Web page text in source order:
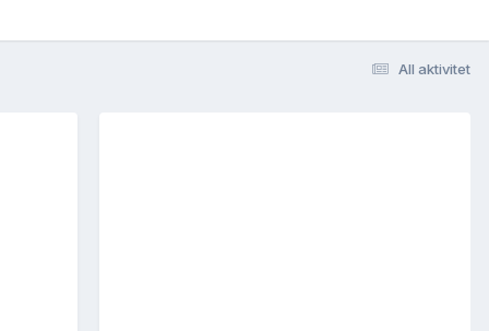
All aktivitet